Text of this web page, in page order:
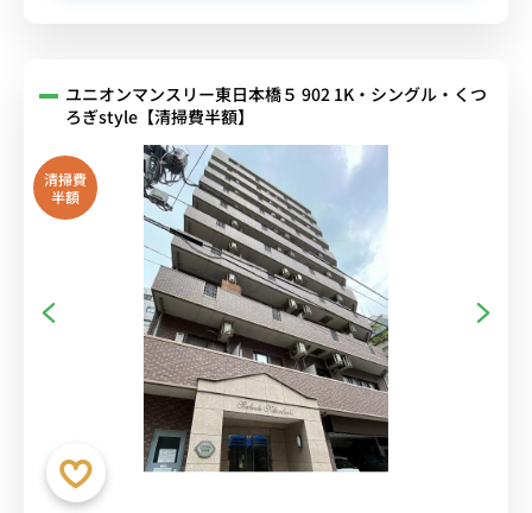
ユニオンマンスリー東日本橋５ 902 1K・シングル・くつ
ろぎstyle【清掃費半額】
清掃費
半額